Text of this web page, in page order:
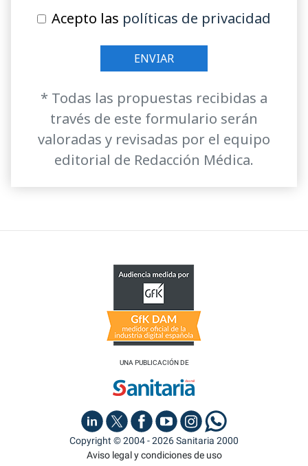
Acepto las políticas de privacidad
* Todas las propuestas recibidas a
través de este formulario serán
valoradas y revisadas por el equipo
editorial de Redacción Médica.
UNA PUBLICACIÓN DE
Copyright © 2004 - 2026 Sanitaria 2000
Aviso legal y condiciones de uso